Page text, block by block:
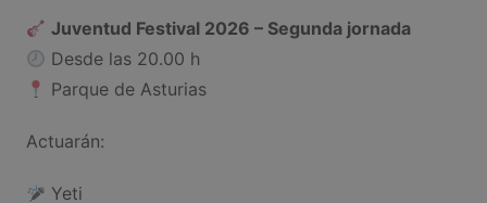
Juventud Festival 2026 – Segunda jornada
Desde las 20.00 h
Parque de Asturias
Actuarán:
Yeti